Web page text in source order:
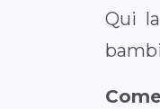
Qui